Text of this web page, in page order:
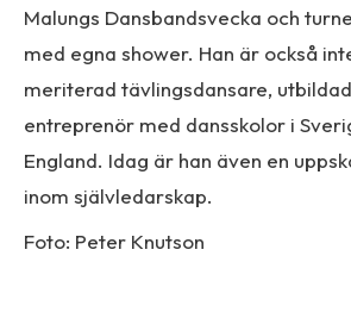
Malungs Dansbandsvecka och
med egna shower. Han är också
meriterad tävlingsdansare,
entreprenör med dansskolor i
England. Idag är han även en
inom självledarskap.
Foto: Peter Knutson